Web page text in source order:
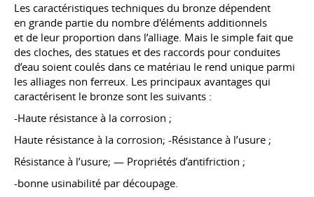
Les caractéristiques techniques du bronze dépendent
en grande partie du nombre d'éléments additionnels
et de leur proportion dans l’alliage. Mais le simple fait que
des cloches, des statues et des raccords pour conduites
d’eau soient coulés dans ce matériau le rend unique parmi
les alliages non ferreux. Les principaux avantages qui
caractérisent le bronze sont les suivants :
-Haute résistance à la corrosion ;
Haute résistance à la corrosion; -Résistance à l’usure ;
Résistance à l’usure; — Propriétés d’antifriction ;
-bonne usinabilité par découpage.